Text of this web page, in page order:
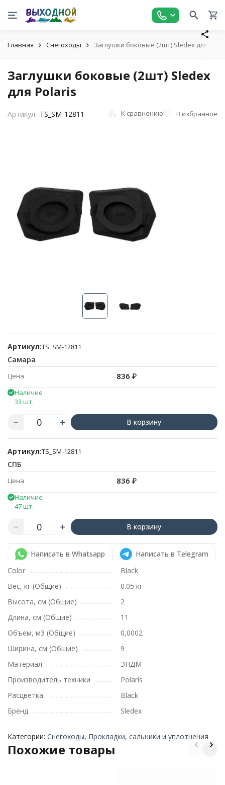
Главная Снегоходы Заглушки боковые (2шт) Sledex для
Заглушки боковые (2шт) Sledex
для Polaris
Артикул: TS_SM-12811 К сравнению В избранное
Артикул:TS_SM-12811
Самара
Цена 836 ₽
Наличие
33 шт.
В корзину
Артикул:TS_SM-12811
СПБ
Цена 836 ₽
Наличие
47 шт.
В корзину
Написать в Whatsapp
Написать в Telegram
Color
Black
Вес, кг (Общие)
0.05 кг
Высота, см (Общие)
2
Длина, см (Общие)
11
Объем, м3 (Общие)
0,0002
Ширина, см (Общие)
9
Материал
ЭПДМ
Производитель техники
Polaris
Расцветка
Black
Бренд
Sledex
Категории: Снегоходы, Прокладки, сальники и уплотнения
Похожие товары